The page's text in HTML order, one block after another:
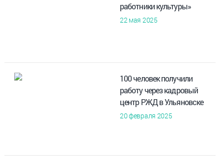
работники культуры»
22 мая 2025
100 человек получили
работу через кадровый
центр РЖД в Ульяновске
20 февраля 2025